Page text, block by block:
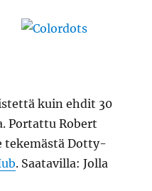
kuin ehdit 30
Portattu Robert
tekemästä Dotty-
. Saatavilla: Jolla